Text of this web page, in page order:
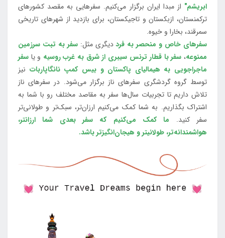
ابریشم" از مبدا ایران برگزار می‌کنیم. سفرهایی به مقصد کشورهای
ترکمنستان، ازبکستان و تاجیکستان، برای بازدید از شهرهای تاریخی
سمرقند، بخارا و خیوه.
سفرهای خاص و منحصر به فرددیگری مثل:سفر به تبت سرزمین
ممنوعه، سفر با قطار ترنس سیبری از شرق به غرب روسیه و یا سفر
ماجراجویی به هیمالیای پاکستان و بیس کمپ نانگاپاربات نیز
توسط گروه گردشگری سفرهای ناز برگزار می‌شود. در سفرهای ناز
تلاش داریم تا تجربیات سال‌ها سفر به مقاصد مختلف رو با شما به
اشتراک بگذاریم. به شما کمک می‌کنیم ارزان‌تر، سبک‌تر و طولانی‌تر
سفر کنید. ما کمک می‌کنیم که سفر بعدی شما ارزانتر،
هواشمندانه‌تر، طولانی‎تر و هیجان‌انگیزتر باشد.